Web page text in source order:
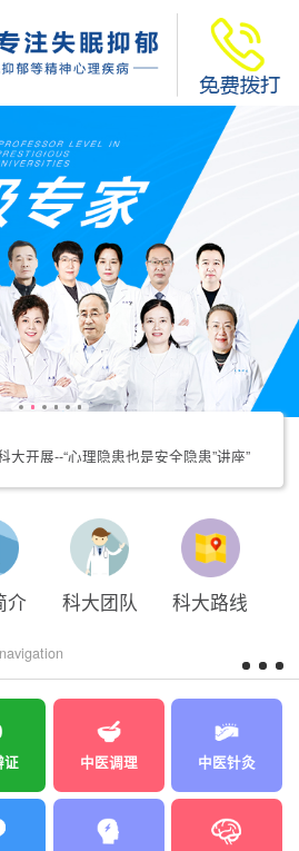
大开展--“心理隐患也是安全隐患”讲座”
大开展心理沙盘团体体验系列公益活动
介 科大团队 科大路线
证 中医调理 中医针灸